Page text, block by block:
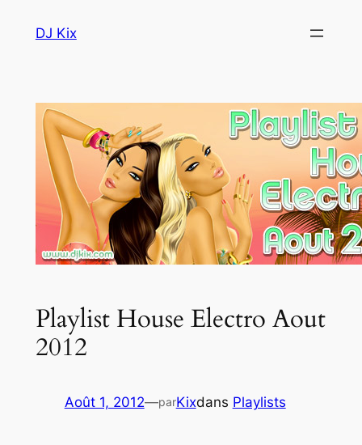
DJ Kix
Playlist House Electro Aout
2012
Août 1, 2012—parKixdans Playlists